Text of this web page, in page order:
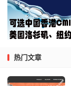
热门文章